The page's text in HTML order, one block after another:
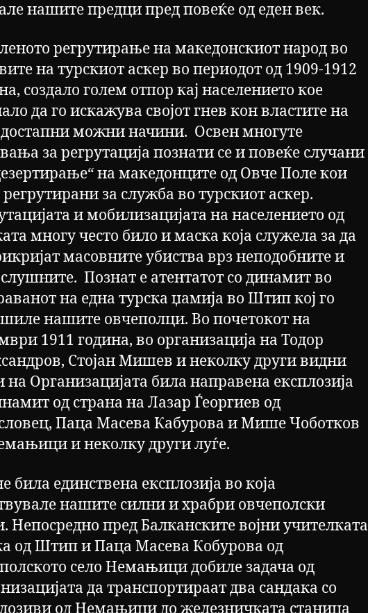
нашите предци пред повеќе од еден век.
регрутирање на македонскиот народ во
на турскиот аскер во периодот од 1909-1912
создало голем отпор кај населението кое
да го искажува својот гнев кон властите на
достапни можни начини. Освен многуте
за регрутација познати се и повеќе случани
на македонците од Овче Поле кои
за служба во турскиот аскер.
и мобилизацијата на населението од
многу често било и маска која служела за да
масовните убиства врз неподобните и
Познат е атентатот со динамит во
на една турска џамија во Штип кој го
нашите овчеполци. Во почетокот на
1911 година, во организација на Тодор
Стојан Мишев и неколку други видни
на Организацијата била направена експлозија
од страна на Лазар Ѓеоргиев од
Паца Масева Кабурова и Мише Чоботков
и неколку други луѓе.
била единствена експлозија во која
нашите силни и храбри овчеполски
Непосредно пред Балканските војни учителката
од Штип и Паца Масева Кобурова од
село Немањици добиле задача од
да транспортираат два сандака со
од Немањици до железничката станица